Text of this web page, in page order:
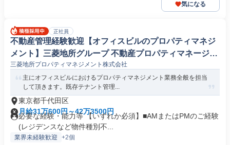
気になる
正社員
不動産管理経験歓迎【オフィスビルのプロパティマネジ
メント】三菱地所グループ 不動産プロパティマネージャ
ー
三菱地所プロパティマネジメント株式会社
主にオフィスビルにおけるプロパティマネジメント業務全般を担当
して頂きます。既存テナント管理...
東京都千代田区
月給31万600円～42万3500円
必要な経験・能力等 【いずれか必須】■AMまたはPMのご経験
(レジデンスなど物件種別不...
業界未経験歓迎 +2個